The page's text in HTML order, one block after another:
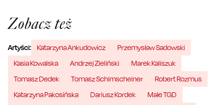
Zobacz też
Artyści: Katarzyna Ankudowicz
Przemysław Sadowski
Kasia Kowalska
Andrzej Zieliński
Marek Kaliszuk
Tomasz Dedek
Tomasz Schimscheiner
Robert Rozmus
Katarzyna Pakosińska
Dariusz Kordek
Małe TGD